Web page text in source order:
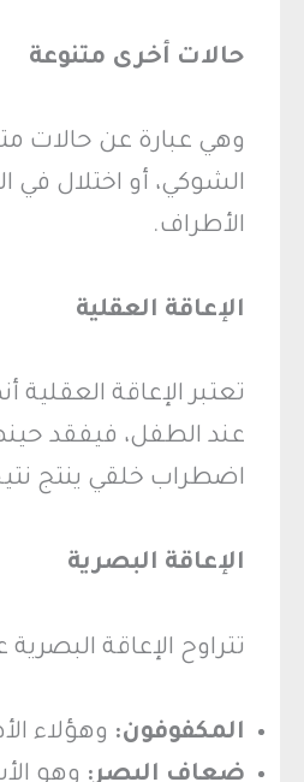
حالات أخرى متنوعة
وهي عبارة عن حالات
الشوكي، أو اختلال
الأطراف.
الإعاقة العقلية
تعتبر الإعاقة
عند الطفل، فيفقد
اضطراب خلقي ينتج
الإعاقة البصرية
تتراوح الإعاقة
المكفوفون: وهؤلاء
ضعاف البصر: وهو